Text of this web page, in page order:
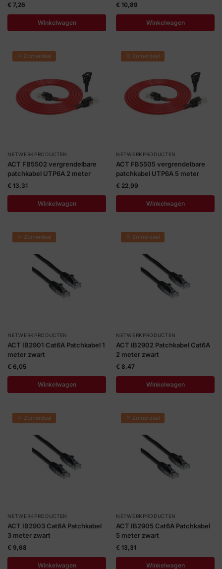
€ 7,26
Winkelwagen
€ 10,89
Winkelwagen
🌞 Zomerdeal
NETWERKPRODUCTEN
ACT FB5502 vergrendelbare
patchkabel UTP6A 2 meter
€ 13,31
Winkelwagen
🌞 Zomerdeal
NETWERKPRODUCTEN
ACT FB5505 vergrendelbare
patchkabel UTP6A 5 meter
€ 22,99
Winkelwagen
🌞 Zomerdeal
NETWERKPRODUCTEN
ACT IB2901 Cat6A Patchkabel 1
meter zwart
€ 6,05
Winkelwagen
🌞 Zomerdeal
NETWERKPRODUCTEN
ACT IB2902 Patchkabel Cat6A
2 meter zwart
€ 8,47
Winkelwagen
🌞 Zomerdeal
NETWERKPRODUCTEN
ACT IB2903 Cat6A Patchkabel
3 meter zwart
€ 9,68
Winkelwagen
🌞 Zomerdeal
NETWERKPRODUCTEN
ACT IB2905 Cat6A Patchkabel
5 meter zwart
€ 13,31
Winkelwagen